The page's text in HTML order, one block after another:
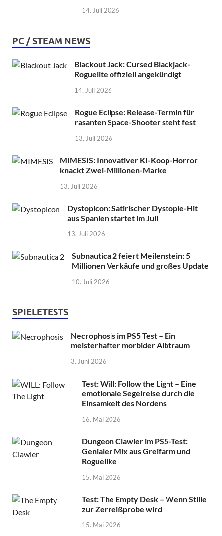
14. Juli 2026
PC / STEAM NEWS
Blackout Jack: Cursed Blackjack-
Roguelite offiziell angekündigt
14. Juli 2026
Rogue Eclipse: Release-Termin für
rasanten Space-Shooter steht fest
13. Juli 2026
MIMESIS: Innovativer KI-Koop-Horror
knackt Zwei-Millionen-Marke
13. Juli 2026
Dystopicon: Satirischer Dystopie-Hit
aus Spanien startet im Juli
13. Juli 2026
Subnautica 2 feiert Meilenstein: 5
Millionen Verkäufe und großes Update
10. Juli 2026
SPIELETESTS
Necrophosis im PS5 Test – Ein
meisterhafter morbider Albtraum
3. Juni 2026
Test: Will: Follow the Light – Eine
emotionale Segelreise durch die
Einsamkeit des Nordens
16. Mai 2026
Dungeon Clawler im PS5-Test:
Genialer Mix aus Greifarm und
Roguelike
15. Mai 2026
Test: The Empty Desk – Wenn Stille
zur Zerreißprobe wird
15. Mai 2026